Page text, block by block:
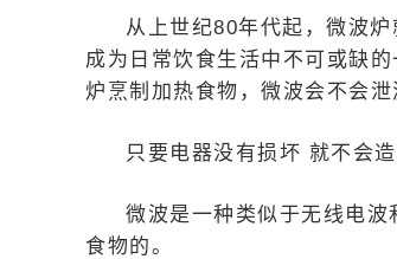
从上世纪80年代起，微波
成为日常饮食生活中不可或缺
炉烹制加热食物，微波会不会
只要电器没有损坏 就不会
微波是一种类似于无线电
食物的。